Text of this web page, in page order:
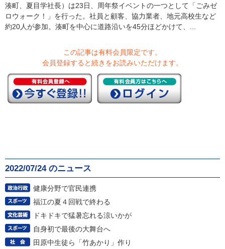
湊町、夏目学社長）は23日、周年祭イベントの一つとして「ごみゼ
ロウォーク！」を行った。社員と顧客、協力業者、地元高校生など
約20人が参加。湊町を中心に道路沿いを45分ほどかけて、...
この記事は有料会員限定です。
会員登録すると続きをお読みいただけます。
2022/07/24 のニュース
健康分野で官民連携
福江の夏４回戦で終わる
ドキドキで猛暑忘れる涼いかが
自身初で最後の大舞台へ
田原中生徒ら「竹あかり」作り